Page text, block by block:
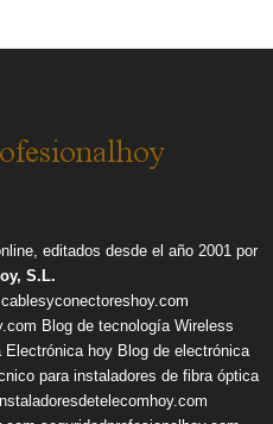
editados desde el año 2001 por
S.L.
cablesyconectoreshoy.com
Blog de tecnología Wireless
Electrónica hoy Blog de electrónica
para instaladores de fibra óptica